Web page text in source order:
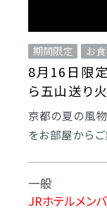
8月16日限
ら五山送り
期間限定 お
京都の夏の風
をお部屋から
一般
JRホテルメン